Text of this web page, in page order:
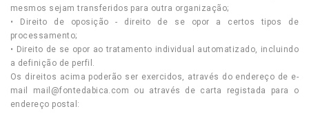
mesmos sejam transferidos para outra organização;
• Direito de oposição - direito de se opor a certos tipos de
processamento;
• Direito de se opor ao tratamento individual automatizado, incluindo
a definição de perfil.
Os direitos acima poderão ser exercidos, através do endereço de e-
mail mail@fontedabica.com
ou através de carta registada para o
endereço postal: